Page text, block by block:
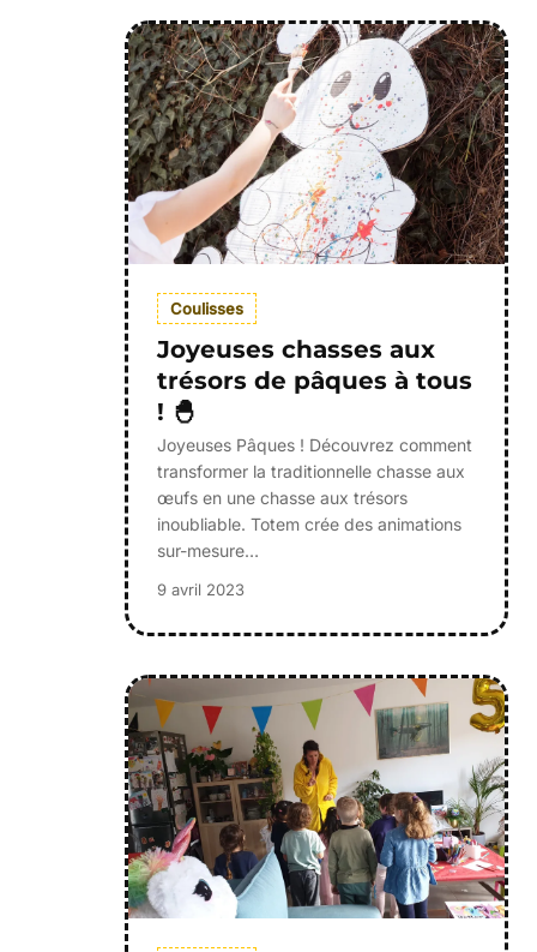
Coulisses
Joyeuses chasses aux
trésors de pâques à tous
! 🐣
Joyeuses Pâques ! Découvrez comment
transformer la traditionnelle chasse aux
œufs en une chasse aux trésors
inoubliable. Totem crée des animations
sur-mesure…
9 avril 2023